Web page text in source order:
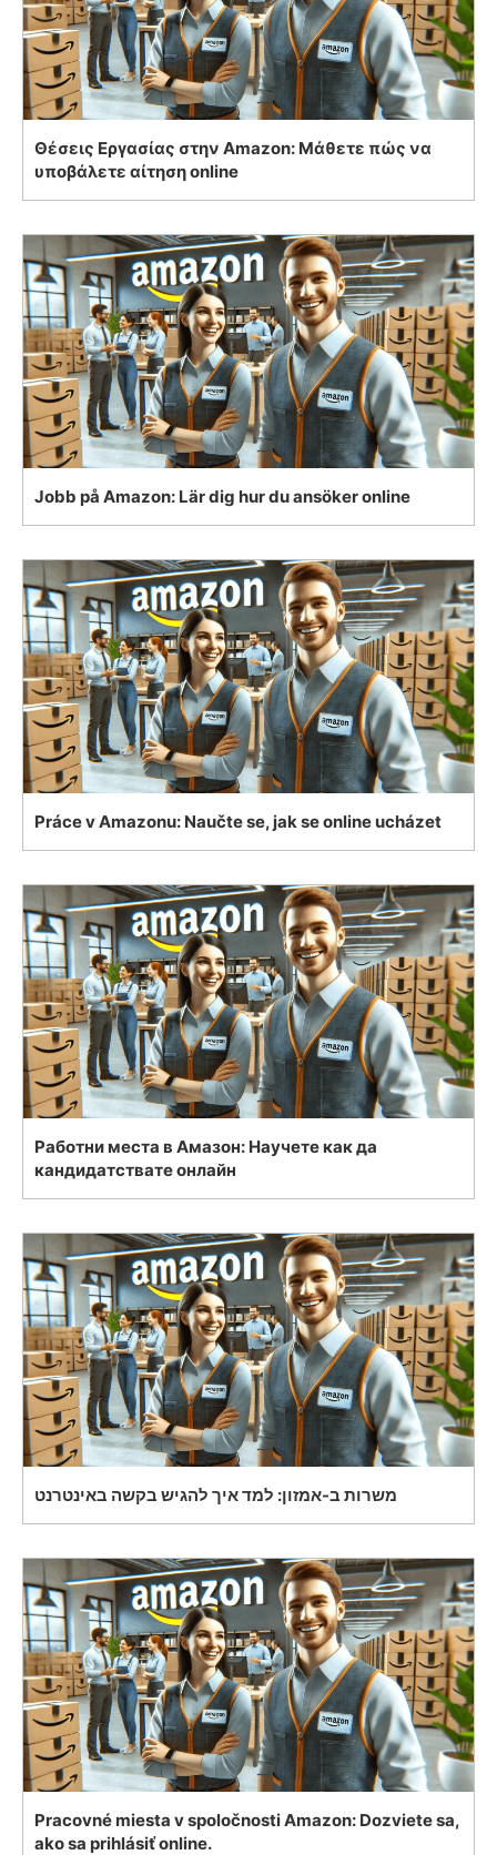
Θέσεις Εργασίας στην Amazon: Μάθετε πώς να
υποβάλετε αίτηση online
Jobb på Amazon: Lär dig hur du ansöker online
Práce v Amazonu: Naučte se, jak se online ucházet
Работни места в Амазон: Научете как да
кандидатствате онлайн
משרות ב-אמזון: למד איך להגיש בקשה באינטרנט
Pracovné miesta v spoločnosti Amazon: Dozviete sa,
ako sa prihlásiť online.